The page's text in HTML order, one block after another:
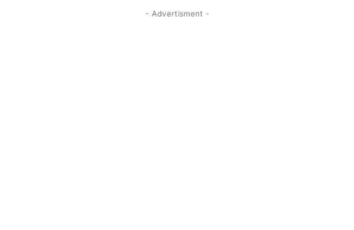
- Advertisment -